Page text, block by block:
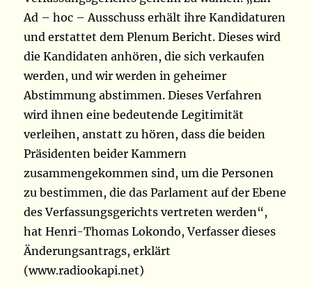
Ad – hoc – Ausschuss erhält ihre Kandidaturen
und erstattet dem Plenum Bericht. Dieses wird
die Kandidaten anhören, die sich verkaufen
werden, und wir werden in geheimer
Abstimmung abstimmen. Dieses Verfahren
wird ihnen eine bedeutende Legitimität
verleihen, anstatt zu hören, dass die beiden
Präsidenten beider Kammern
zusammengekommen sind, um die Personen
zu bestimmen, die das Parlament auf der Ebene
des Verfassungsgerichts vertreten werden“,
hat Henri-Thomas Lokondo, Verfasser dieses
Änderungsantrags, erklärt
(www.radiookapi.net)